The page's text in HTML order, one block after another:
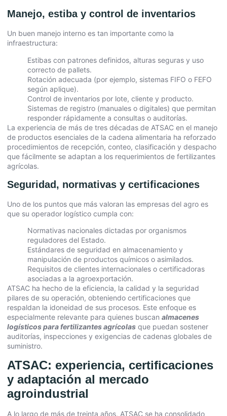
Manejo, estiba y control de inventarios
Un buen manejo interno es tan importante como la
infraestructura:
Estibas con patrones definidos, alturas seguras y uso
correcto de pallets.
Rotación adecuada (por ejemplo, sistemas FIFO o FEFO
según aplique).
Control de inventarios por lote, cliente y producto.
Sistemas de registro (manuales o digitales) que permitan
responder rápidamente a consultas o auditorías.
La experiencia de más de tres décadas de ATSAC en el manejo
de productos esenciales de la cadena alimentaria ha reforzado
procedimientos de recepción, conteo, clasificación y despacho
que fácilmente se adaptan a los requerimientos de fertilizantes
agrícolas.
Seguridad, normativas y certificaciones
Uno de los puntos que más valoran las empresas del agro es
que su operador logístico cumpla con:
Normativas nacionales dictadas por organismos
reguladores del Estado.
Estándares de seguridad en almacenamiento y
manipulación de productos químicos o asimilados.
Requisitos de clientes internacionales o certificadoras
asociadas a la agroexportación.
ATSAC ha hecho de la eficiencia, la calidad y la seguridad
pilares de su operación, obteniendo certificaciones que
respaldan la idoneidad de sus procesos. Este enfoque es
especialmente relevante para quienes buscan almacenes
logísticos para fertilizantes agrícolas que puedan sostener
auditorías, inspecciones y exigencias de cadenas globales de
suministro.
ATSAC: experiencia, certificaciones
y adaptación al mercado
agroindustrial
A lo largo de más de treinta años, ATSAC se ha consolidado